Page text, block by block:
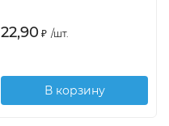
22,90 ₽ /шт.
В корзину